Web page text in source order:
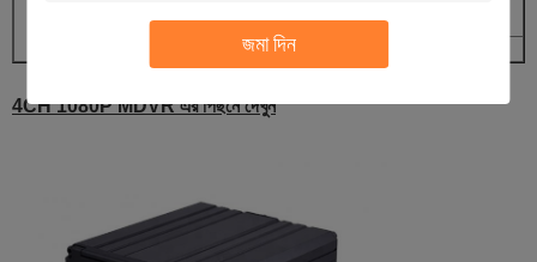
জমা দিন
ফাইলগুলি অকেজো হওয়া নিশ্চিত করে নিন।
সাধারণ কাজ <14 ডাব্লু, স্ট্যান্ডবাই <0.5 ডাব্লু
4CH 1080P MDVR এর পিছনে দেখুন